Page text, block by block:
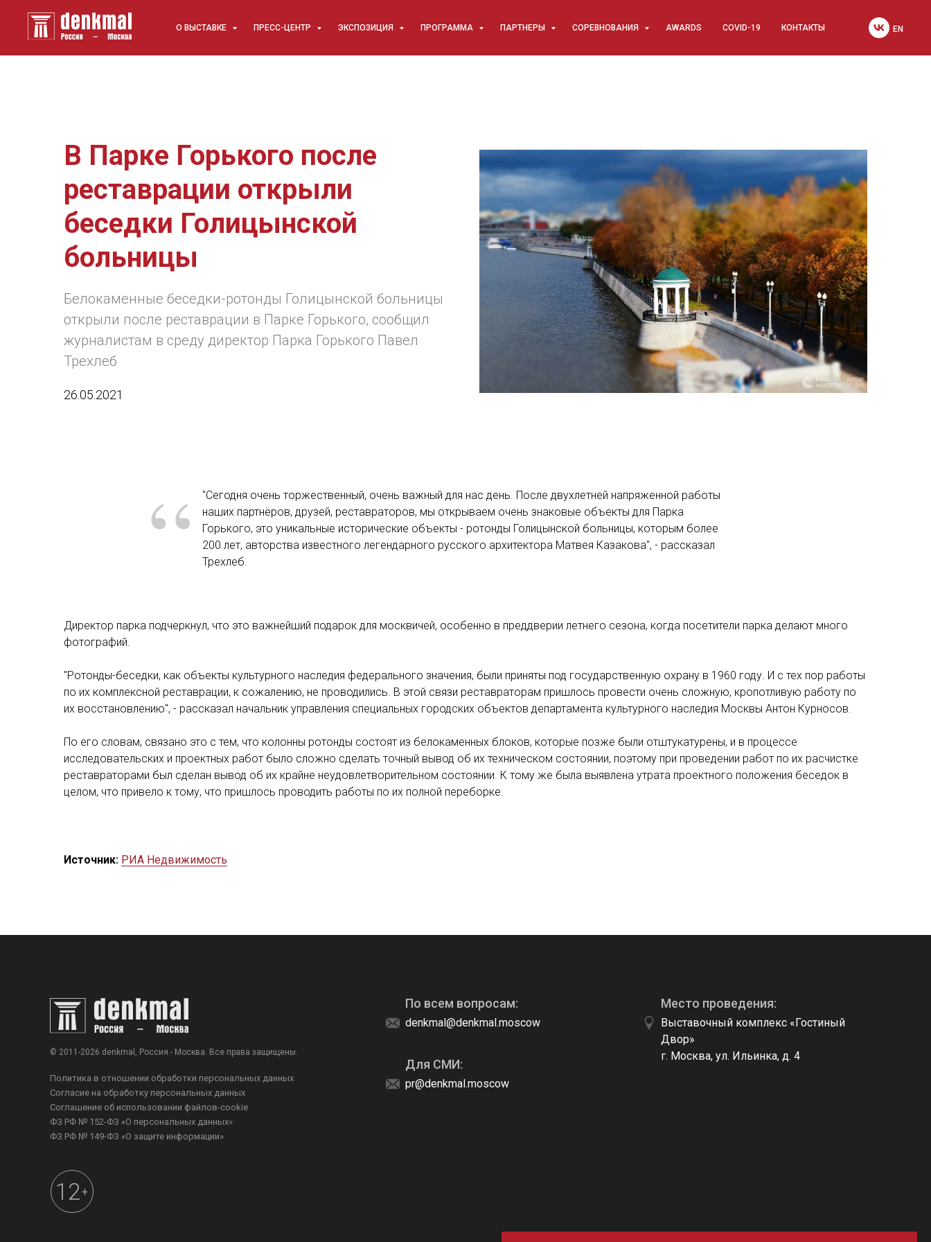
О ВЫСТАВКЕ ПРЕСС-ЦЕНТР ЭКСПОЗИЦИЯ ПРОГРАММА ПАРТНЕРЫ СОРЕВНОВАНИЯ AWARDS COVID-19 КОНТАКТЫ EN
В Парке Горького после
реставрации открыли
беседки Голицынской
больницы
Белокаменные беседки-ротонды Голицынской больницы
открыли после реставрации в Парке Горького, сообщил
журналистам в среду директор Парка Горького Павел
Трехлеб
26.05.2021
“
"Сегодня очень торжественный, очень важный для нас день. После двухлетней напряженной работы
наших партнёров, друзей, реставраторов, мы открываем очень знаковые объекты для Парка
Горького, это уникальные исторические объекты - ротонды Голицынской больницы, которым более
200 лет, авторства известного легендарного русского архитектора Матвея Казакова", - рассказал
Трехлеб.
Директор парка подчеркнул, что это важнейший подарок для москвичей, особенно в преддверии летнего сезона, когда посетители парка делают много
фотографий.
"Ротонды-беседки, как объекты культурного наследия федерального значения, были приняты под государственную охрану в 1960 году. И с тех пор работы
по их комплексной реставрации, к сожалению, не проводились. В этой связи реставраторам пришлось провести очень сложную, кропотливую работу по
их восстановлению", - рассказал начальник управления специальных городских объектов департамента культурного наследия Москвы Антон Курносов.
По его словам, связано это с тем, что колонны ротонды состоят из белокаменных блоков, которые позже были отштукатурены, и в процессе
исследовательских и проектных работ было сложно сделать точный вывод об их техническом состоянии, поэтому при проведении работ по их расчистке
реставраторами был сделан вывод об их крайне неудовлетворительном состоянии. К тому же была выявлена утрата проектного положения беседок в
целом, что привело к тому, что пришлось проводить работы по их полной переборке.
Источник: РИА Недвижимость
pr@denkmal.moscow
Для СМИ:
denkmal@denkmal.moscow
По всем вопросам:
Выставочный комплекс «Гостиный
Двор»
г. Москва, ул. Ильинка, д. 4
Место проведения:
© 2011-2026 denkmal, Россия - Москва. Все права защищены.
12+
Политика в отношении обработки персональных данных
Согласие на обработку персональных данных
Соглашение об использовании файлов-cookie
ФЗ РФ № 152-ФЗ «О персональных данных»
ФЗ РФ № 149-ФЗ «О защите информации»